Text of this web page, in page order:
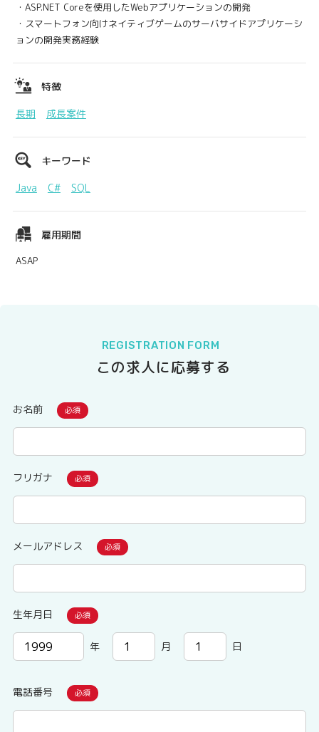
・ASP.NET Coreを使用したWebアプリケーションの開発
・スマートフォン向けネイティブゲームのサーバサイドアプリケーシ
ョンの開発実務経験
特徴
長期
成長案件
キーワード
Java
C# SQL
雇用期間
ASAP
REGISTRATION FORM
この求人に応募する
お名前
フリガナ
メールアドレス
生年月日
年 月 日
電話番号